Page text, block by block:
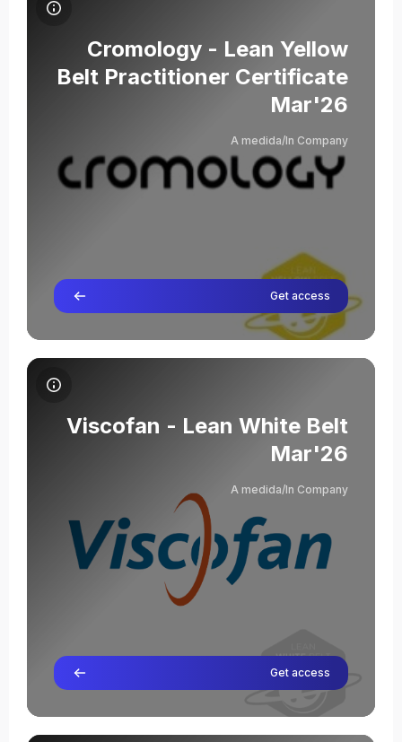
Severino Abad
מורה
תמונת הקורס
שם הקורס
Cromology - Lean Yellow
Belt Practitioner Certificate
Mar'26
A medida/In Company
Get access
Severino Abad
מורה
תמונת הקורס Viscofan - Lean White Belt Mar'26
תמונת הקורס
שם הקורס
Viscofan - Lean White Belt
Mar'26
A medida/In Company
Get access